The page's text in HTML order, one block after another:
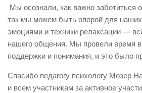
Мы осознали, как важно заботиться
так мы можем быть опорой для
эмоциями и техники релаксации —
нашего общения. Мы провели время
поддержки и понимания, и это было
Спасибо педагогу психологу Мозер
и всем участникам за активное